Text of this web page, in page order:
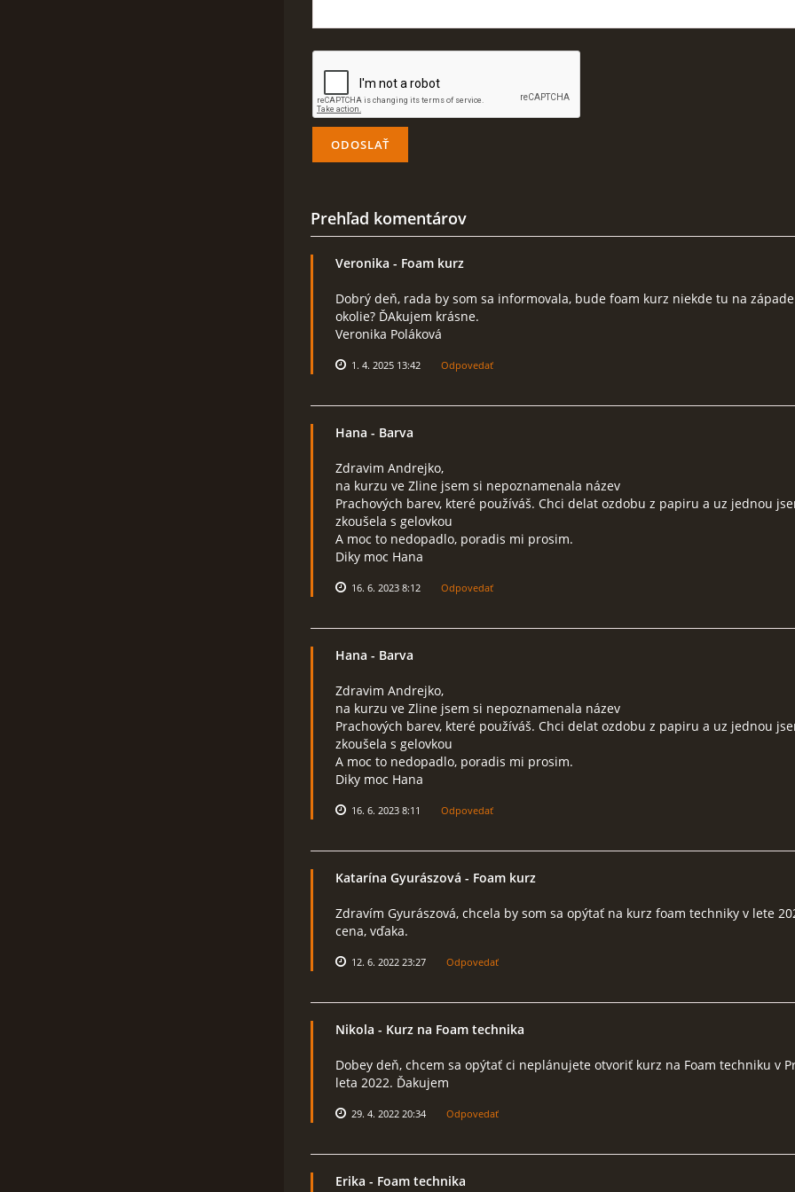
Prehľad komentárov
Veronika - Foam kurz
Dobrý deň, rada by som sa informovala, bude foam kurz niekde tu na západe
okolie? ĎAkujem krásne.
Veronika Poláková
1. 4. 2025 13:42 Odpovedať
Hana - Barva
Zdravim Andrejko,
na kurzu ve Zline jsem si nepoznamenala název
Prachových barev, které používáš. Chci delat ozdobu z papiru a uz jednou
zkoušela s gelovkou
A moc to nedopadlo, poradis mi prosim.
Diky moc Hana
16. 6. 2023 8:12 Odpovedať
Hana - Barva
Zdravim Andrejko,
na kurzu ve Zline jsem si nepoznamenala název
Prachových barev, které používáš. Chci delat ozdobu z papiru a uz jednou
zkoušela s gelovkou
A moc to nedopadlo, poradis mi prosim.
Diky moc Hana
16. 6. 2023 8:11 Odpovedať
Katarína Gyurászová - Foam kurz
Zdravím Gyurászová, chcela by som sa opýtať na kurz foam techniky v lete
cena, vďaka.
12. 6. 2022 23:27 Odpovedať
Nikola - Kurz na Foam technika
Dobey deň, chcem sa opýtať ci neplánujete otvoriť kurz na Foam techniku v
leta 2022. Ďakujem
29. 4. 2022 20:34 Odpovedať
Erika - Foam technika